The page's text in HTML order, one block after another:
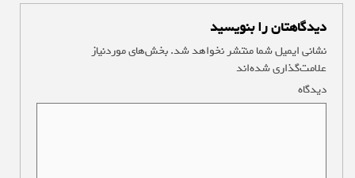
دیدگاهتان را بنویسید
نشانی ایمیل شما منتشر نخواهد شد.بخش‌های موردنیاز
علامت‌گذاری شده‌اند
دیدگاه